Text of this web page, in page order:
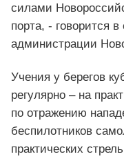
силами
порта, - говорится
администрации
Учения у берегов
регулярно – на
по отражению
беспилотников
практических